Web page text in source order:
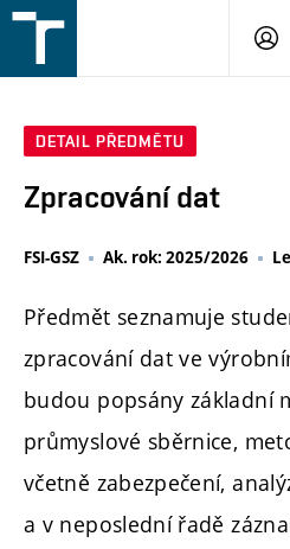
v
DETAIL PŘEDMĚTU
Zpracování dat
FSI-GSZ Ak. rok: 2025/2026
Předmět seznamuje
zpracování dat ve
budou popsány základní
průmyslové sběrnice,
včetně zabezpečení,
a v neposlední řadě